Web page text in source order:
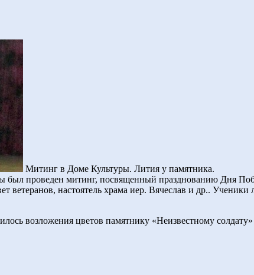
Митинг в Доме Культуры. Лития у памятника.
был проведен митинг, посвященный празднованию Дня
ветеранов, настоятель храма иер. Вячеслав и др..
возложения цветов памятнику «Неизвестному